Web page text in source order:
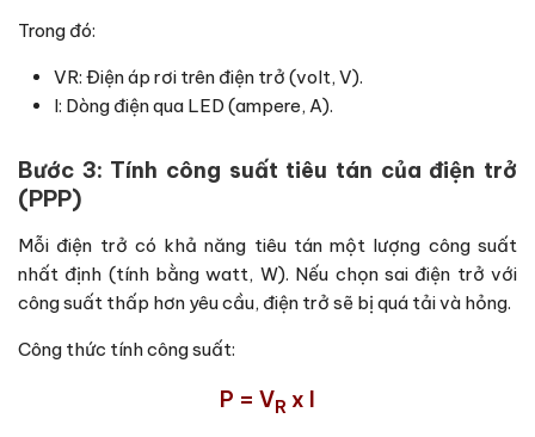
Trong đó:
VR: Điện áp rơi trên điện trở (volt, V).
I: Dòng điện qua LED (ampere, A).
Bước 3: Tính công suất tiêu tán của điện trở
(PPP)
Mỗi điện trở có khả năng tiêu tán một lượng công suất
nhất định (tính bằng watt, W). Nếu chọn sai điện trở với
công suất thấp hơn yêu cầu, điện trở sẽ bị quá tải và hỏng.
Công thức tính công suất:
P = VR x I